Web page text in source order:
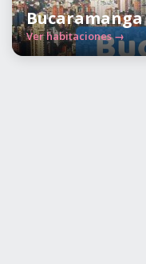
Bucaramanga
Ver habitaciones →